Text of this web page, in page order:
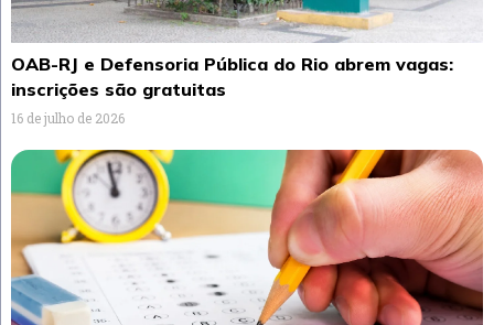
OAB-RJ e Defensoria Pública do Rio abrem vagas:
inscrições são gratuitas
16 de julho de 2026